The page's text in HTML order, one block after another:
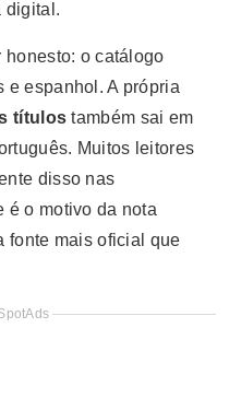
digital.
honesto: o catálogo
e espanhol. A própria
títulos também sai em
Muitos leitores
disso nas
o motivo da nota
fonte mais oficial que